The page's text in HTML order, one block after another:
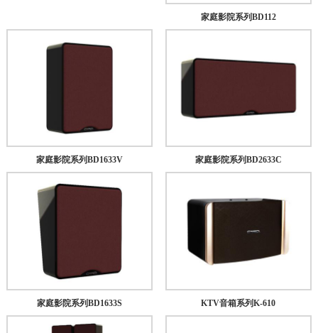
家庭影院系列BD112
家庭影院系列BD1633V 家庭影院系列BD2633C
家庭影院系列BD1633S KTV音箱系列K-610